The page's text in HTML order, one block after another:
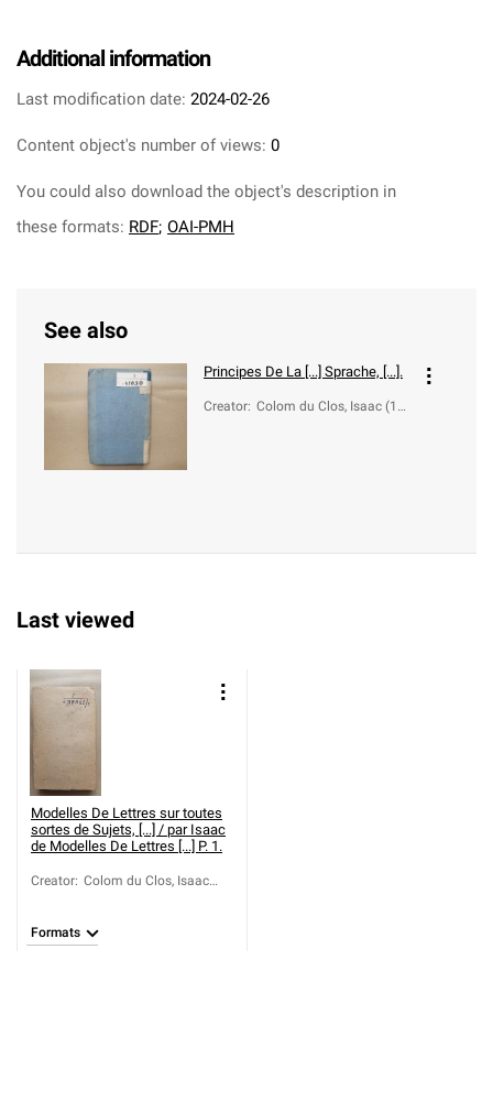
Additional information
Last modification date: 2024-02-26
Content object's number of views: 0
You could also download the object's description in
these formats: RDF; OAI-PMH
See also
Principes De La [...] Sprache, [...].
Creator: Colom du Clos, Isaac (17
Last viewed
Modelles De Lettres sur toutes
sortes de Sujets, [...] / par Isaac
de Modelles De Lettres [...] P. 1.
Creator: Colom du Clos, Isaac
Formats